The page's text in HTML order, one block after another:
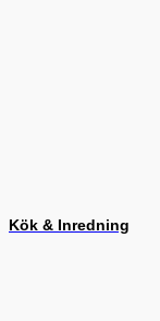
Kök & Inredning